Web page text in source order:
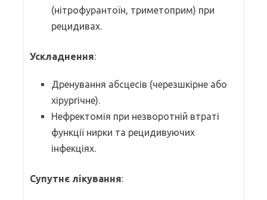
(нітрофурантоїн, триметоприм) при
рецидивах.
Ускладнення:
Дренування абсцесів (черезшкірне або
хірургічне).
Нефректомія при незворотній втраті
функції нирки та рецидивуючих
інфекціях.
Супутнє лікування: